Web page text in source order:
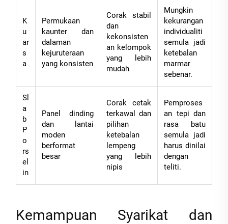
K
u
ar
s
a
Permukaan
kaunter dan
dalaman
kejuruteraan
yang konsisten
Corak stabil
dan
kekonsisten
an kelompok
yang lebih
mudah
Mungkin
kekurangan
individualiti
semula jadi
ketebalan
marmar
sebenar.
Sl
a
b
P
o
rs
el
in
Panel dinding
dan lantai
moden
berformat
besar
Corak cetak
terkawal dan
pilihan
ketebalan
lempeng
yang lebih
nipis
Pemproses
an tepi dan
rasa batu
semula jadi
harus dinilai
dengan
teliti.
Kemampuan Syarikat dan